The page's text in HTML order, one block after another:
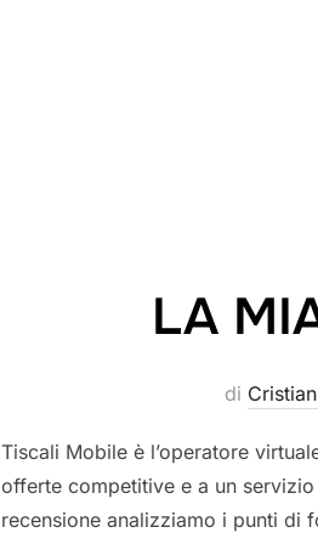
LA
di
Tiscali Mobile è l’operatore
offerte competitive e a un
recensione analizziamo i punti di